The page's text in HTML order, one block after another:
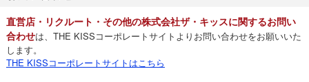
直営店・リクルート・その他の株式会社ザ・キッスに関するお問い
合わせは、THE KISSコーポレートサイトよりお問い合わせをお願いいた
します。
THE KISSコーポレートサイトはこちら